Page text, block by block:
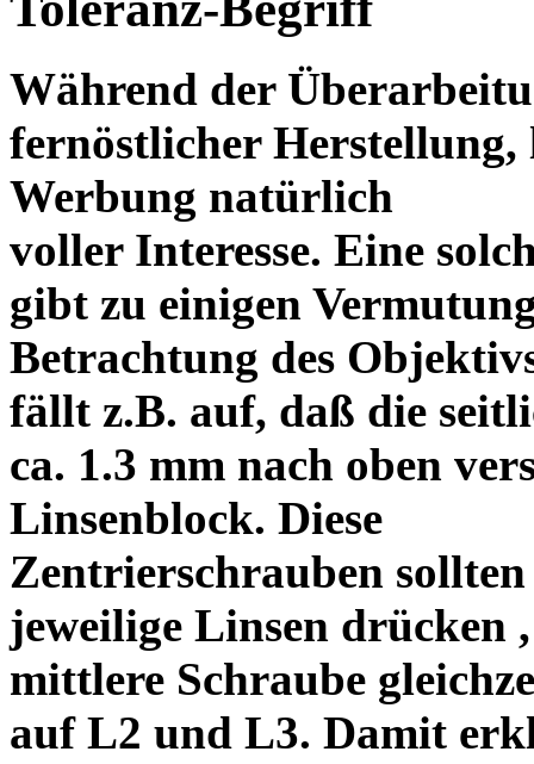
Während der
fernöstlicher Herstellung,
Werbung natürlich
voller Interesse. Eine
gibt zu einigen
Betrachtung des
fällt z.B. auf, daß die
ca. 1.3 mm nach oben
Linsenblock. Diese
Zentrierschrauben
jeweilige Linsen drücken
mittlere Schraube
auf L2 und L3. Damit